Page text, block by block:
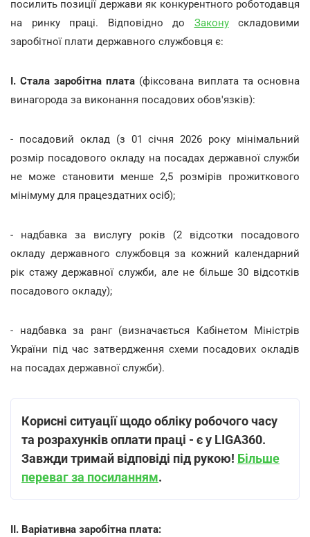
посилить позиції держави як конкурентного роботодавця
на ринку праці. Відповідно до Законускладовими
заробітної плати державного службовця є:
І. Стала заробітна плата (фіксована виплата та основна
винагорода за виконання посадових обов'язків):
- посадовий оклад (з 01 січня 2026 року мінімальний
розмір посадового окладу на посадах державної служби
не може становити менше 2,5 розмірів прожиткового
мінімуму для працездатних осіб);
- надбавка за вислугу років (2 відсотки посадового
окладу державного службовця за кожний календарний
рік стажу державної служби, але не більше 30 відсотків
посадового окладу);
- надбавка за ранг (визначається Кабінетом Міністрів
України під час затвердження схеми посадових окладів
на посадах державної служби).
Корисні ситуації щодо обліку робочого часу
та розрахунків оплати праці - є у LIGA360.
Завжди тримай відповіді під рукою! Більше
переваг за посиланням.
ІІ. Варіативна заробітна плата: